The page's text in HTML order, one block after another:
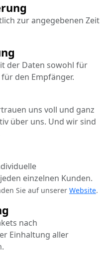
zur angegebenen Zeit
nach
Einhaltung aller
der Daten sowohl für
den Empfänger.
einzelnen Kunden.
Sie auf unserer Website.
uns voll und ganz
über uns. Und wir sind